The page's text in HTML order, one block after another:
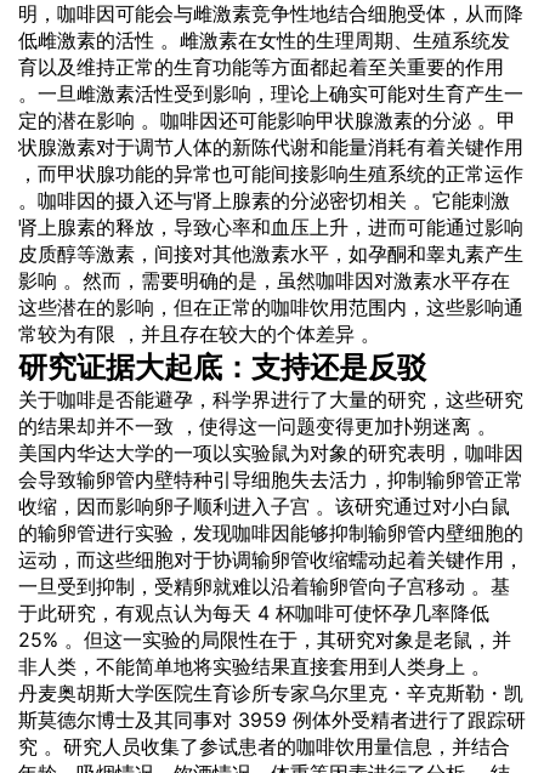
明，咖啡因可能会与雌激素竞争性地结合细胞受体，从而降
低雌激素的活性 。雌激素在女性的生理周期、生殖系统发
育以及维持正常的生育功能等方面都起着至关重要的作用
。一旦雌激素活性受到影响，理论上确实可能对生育产生一
定的潜在影响 。咖啡因还可能影响甲状腺激素的分泌 。甲
状腺激素对于调节人体的新陈代谢和能量消耗有着关键作用
，而甲状腺功能的异常也可能间接影响生殖系统的正常运作
。咖啡因的摄入还与肾上腺素的分泌密切相关 。它能刺激
肾上腺素的释放，导致心率和血压上升，进而可能通过影响
皮质醇等激素，间接对其他激素水平，如孕酮和睾丸素产生
影响 。然而，需要明确的是，虽然咖啡因对激素水平存在
这些潜在的影响，但在正常的咖啡饮用范围内，这些影响通
常较为有限 ，并且存在较大的个体差异 。
研究证据大起底：支持还是反驳
关于咖啡是否能避孕，科学界进行了大量的研究，这些研究
的结果却并不一致 ，使得这一问题变得更加扑朔迷离 。
美国内华达大学的一项以实验鼠为对象的研究表明，咖啡因
会导致输卵管内壁特种引导细胞失去活力，抑制输卵管正常
收缩，因而影响卵子顺利进入子宫 。该研究通过对小白鼠
的输卵管进行实验，发现咖啡因能够抑制输卵管内壁细胞的
运动，而这些细胞对于协调输卵管收缩蠕动起着关键作用，
一旦受到抑制，受精卵就难以沿着输卵管向子宫移动 。基
于此研究，有观点认为每天 4 杯咖啡可使怀孕几率降低
25% 。但这一实验的局限性在于，其研究对象是老鼠，并
非人类，不能简单地将实验结果直接套用到人类身上 。
丹麦奥胡斯大学医院生育诊所专家乌尔里克・辛克斯勒・凯
斯莫德尔博士及其同事对 3959 例体外受精者进行了跟踪研
究 。研究人员收集了参试患者的咖啡饮用量信息，并结合